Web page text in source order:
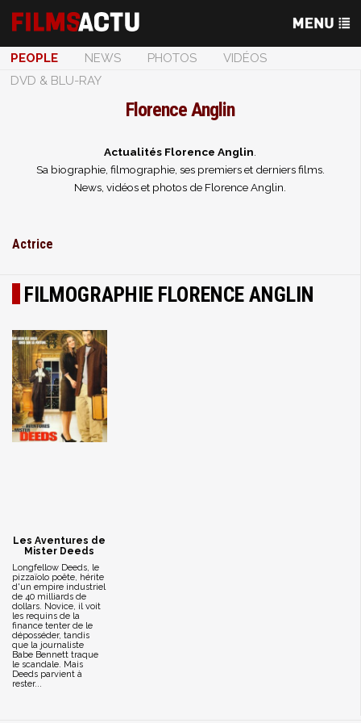
PEOPLE NEWS PHOTOS
VIDÉOS
DVD & BLU-RAY
Florence Anglin
Actualités Florence Anglin
Sa biographie, filmographie, ses premiers et derniers films.
News, vidéos et photos de Florence Anglin.
Actrice
FILMOGRAPHIE FLORENCE ANGLIN
Les Aventures de
Mister Deeds
Longfellow Deeds, le
pizzaïolo poête, hérite
d'un empire industriel
de 40 milliards de
dollars. Novice, il voit
les requins de la
finance tenter de le
déposséder, tandis
que la journaliste
Babe Bennett traque
le scandale. Mais
Deeds parvient à
rester...